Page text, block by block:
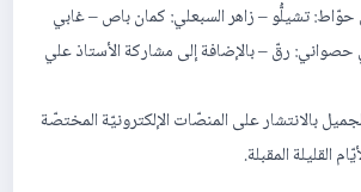
تشيلُّو – زاهر السبعلي: كمان باص – غابي
رقّ – بالإضافة إلى مشاركة الأستاذ علي
بالانتشار على المنصّات الإلكترونيّة المختصّة
القليلة المقبلة.